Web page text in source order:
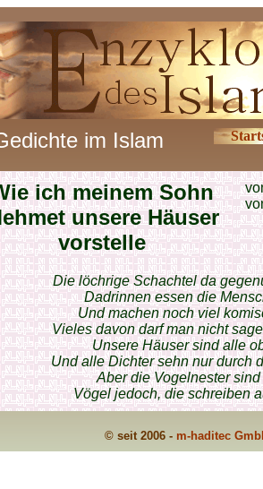
im Islam
ich meinem Sohn
unsere Häuser
vorstelle
Die löchrige Schachtel da
Dadrinnen essen die
Und machen noch viel
Vieles davon darf man nicht
Unsere Häuser sind alle
Und alle Dichter sehn nur durch
Aber die Vogelnester
Vögel jedoch, die schreiben
© seit 2006 - m-haditec